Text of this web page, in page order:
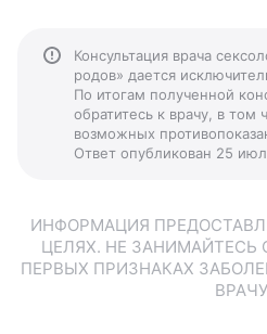
Консультация врача
родов» дается
По итогам полученной
обратитесь к врачу, в том
возможных
Ответ опубликован 25
ИНФОРМАЦИЯ
ЦЕЛЯХ. НЕ
ПЕРВЫХ ПРИЗНАКАХ